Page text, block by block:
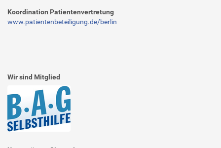
Koordination Patientenvertretung
www.patientenbeteiligung.de/berlin
Wir sind Mitglied